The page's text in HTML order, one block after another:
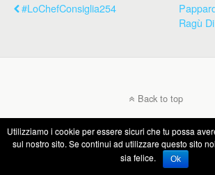
#LoChefConsiglia254
Ragù
Back to top
Mobile
Utilizziamo i cookie per essere sicuri che tu possa
sul nostro sito. Se continui ad utilizzare questo sito
sia felice.
Ok